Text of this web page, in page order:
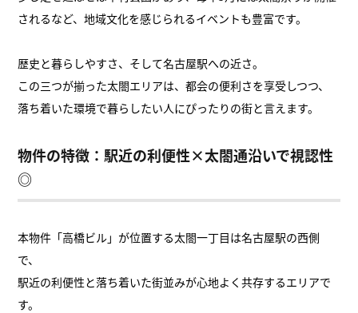
されるなど、地域文化を感じられるイベントも豊富です。
歴史と暮らしやすさ、そして名古屋駅への近さ。
この三つが揃った太閤エリアは、都会の便利さを享受しつつ、
落ち着いた環境で暮らしたい人にぴったりの街と言えます。
物件の特徴：駅近の利便性×太閤通沿いで視認性
◎
本物件「高橋ビル」が位置する太閤一丁目は名古屋駅の西側
で、
駅近の利便性と落ち着いた街並みが心地よく共存するエリアで
す。